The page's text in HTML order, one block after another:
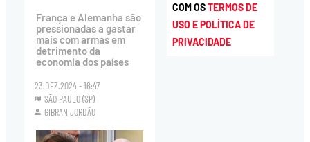
França e Alemanha são
pressionadas a gastar
mais com armas em
detrimento da
economia dos países
23.DEZ.2024 - 16:47
SÃO PAULO (SP)
GIBRAN JORDÃO
COM OSTERMOS DE
USO E POLÍTICA DE
PRIVACIDADE